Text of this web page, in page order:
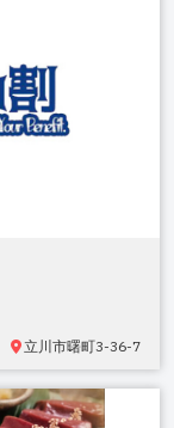
立川市曙町3-36-7